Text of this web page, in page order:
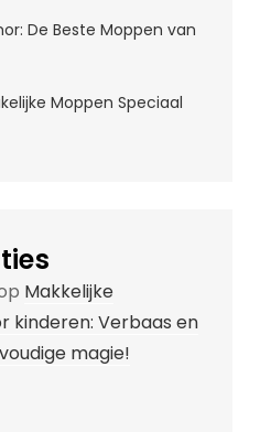
De Beste Moppen van
Moppen Speciaal
Makkelijke
kinderen: Verbaas en
magie!